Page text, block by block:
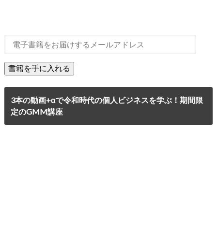
3本の動画+αで令和時代の個人ビジネスを学ぶ！期間限
定のGMM講座